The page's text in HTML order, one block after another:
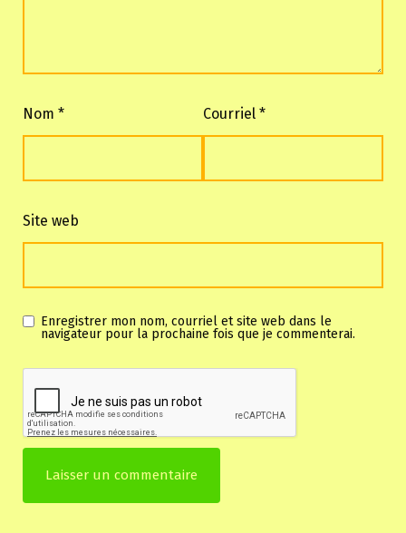
Nom * Courriel *
Site web
Enregistrer mon nom, courriel et site web dans le
navigateur pour la prochaine fois que je commenterai.